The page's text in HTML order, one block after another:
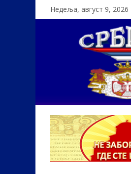
Недеља, август 9, 2026